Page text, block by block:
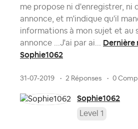
me propose ni d'enregistrer, ni
annonce, et m'indique qu'il
informations à mon sujet et au
annonce ...J'ai par ai... Dernière
Sophie1062
31-07-2019 2 Réponses 0
Sophie1062
Level 1